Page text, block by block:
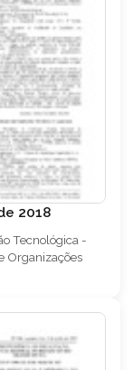
2018
Tecnológica -
Organizações